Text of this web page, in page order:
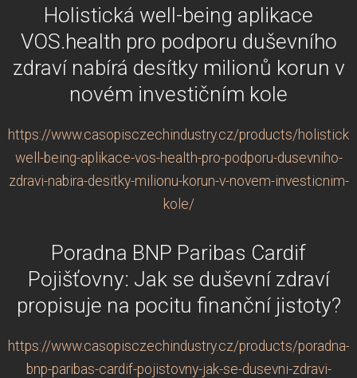
Holistická well-being aplikace
VOS.health pro podporu duševního
zdraví nabírá desítky milionů korun v
novém investičním kole
https://www.casopisczechindustry.cz/products/
well-being-aplikace-vos-health-pro-podporu-dusevniho-
zdravi-nabira-desitky-milionu-korun-v-novem-investicnim-
kole/
Poradna BNP Paribas Cardif
Pojišťovny: Jak se duševní zdraví
propisuje na pocitu finanční jistoty?
https://www.casopisczechindustry.cz/products/poradna-
bnp-paribas-cardif-pojistovny-jak-se-dusevni-zdravi-